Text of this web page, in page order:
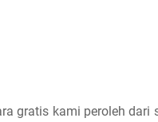
gratis kami peroleh dari